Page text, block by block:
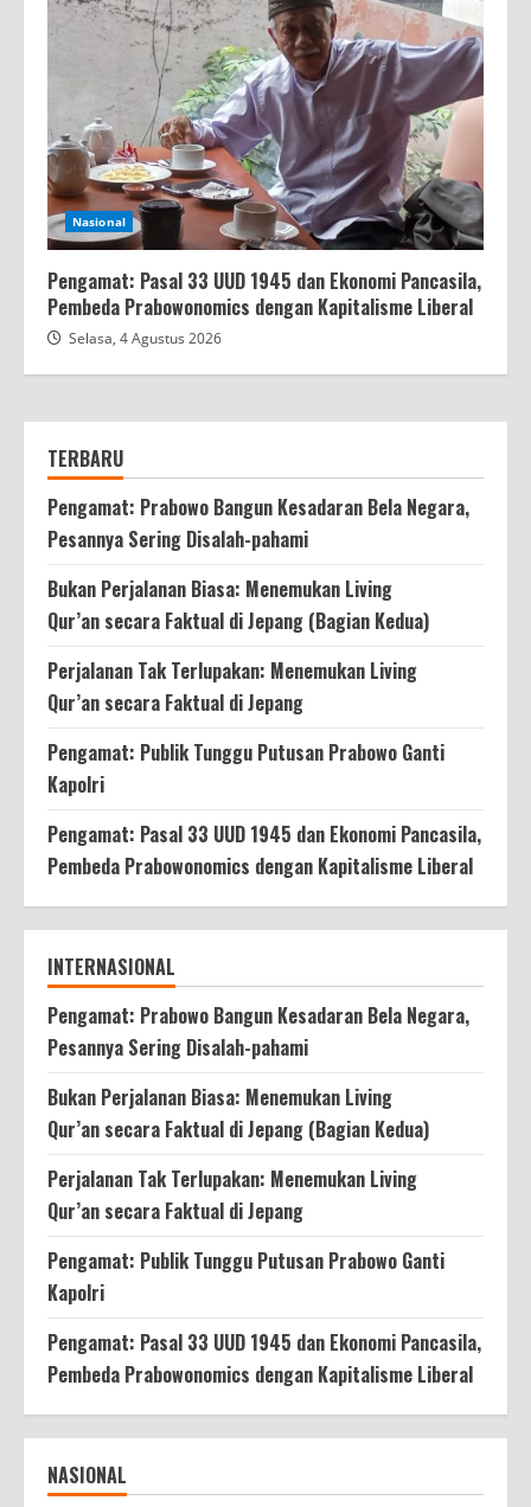
Nasional
Pengamat: Pasal 33 UUD 1945 dan Ekonomi Pancasila,
Pembeda Prabowonomics dengan Kapitalisme Liberal
Selasa, 4 Agustus 2026
TERBARU
Pengamat: Prabowo Bangun Kesadaran Bela Negara,
Pesannya Sering Disalah-pahami
Bukan Perjalanan Biasa: Menemukan Living
Qur’an secara Faktual di Jepang (Bagian Kedua)
Perjalanan Tak Terlupakan: Menemukan Living
Qur’an secara Faktual di Jepang
Pengamat: Publik Tunggu Putusan Prabowo Ganti
Kapolri
Pengamat: Pasal 33 UUD 1945 dan Ekonomi Pancasila,
Pembeda Prabowonomics dengan Kapitalisme Liberal
INTERNASIONAL
Pengamat: Prabowo Bangun Kesadaran Bela Negara,
Pesannya Sering Disalah-pahami
Bukan Perjalanan Biasa: Menemukan Living
Qur’an secara Faktual di Jepang (Bagian Kedua)
Perjalanan Tak Terlupakan: Menemukan Living
Qur’an secara Faktual di Jepang
Pengamat: Publik Tunggu Putusan Prabowo Ganti
Kapolri
Pengamat: Pasal 33 UUD 1945 dan Ekonomi Pancasila,
Pembeda Prabowonomics dengan Kapitalisme Liberal
NASIONAL